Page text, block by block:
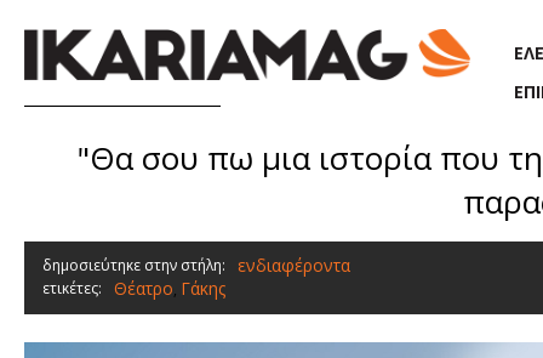
"Θα σου πω μια ιστορία που
δημοσιεύτηκε στην στήλη: ενδιαφέροντα
ετικέτες: Θέατρο, Γάκης